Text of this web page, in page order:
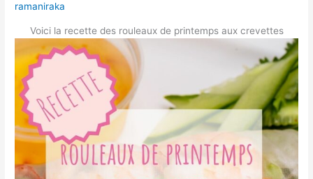
ramaniraka
Voici la recette des rouleaux de printemps aux crevettes